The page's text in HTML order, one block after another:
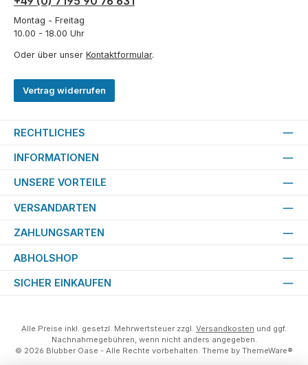
Montag - Freitag
10.00 - 18.00 Uhr
Oder über unser Kontaktformular.
Vertrag widerrufen
RECHTLICHES
INFORMATIONEN
UNSERE VORTEILE
VERSANDARTEN
ZAHLUNGSARTEN
ABHOLSHOP
SICHER EINKAUFEN
Alle Preise inkl. gesetzl. Mehrwertsteuer zzgl. Versandkosten und ggf.
Nachnahmegebühren, wenn nicht anders angegeben.
© 2026 Blubber Oase - Alle Rechte vorbehalten. Theme by ThemeWare®